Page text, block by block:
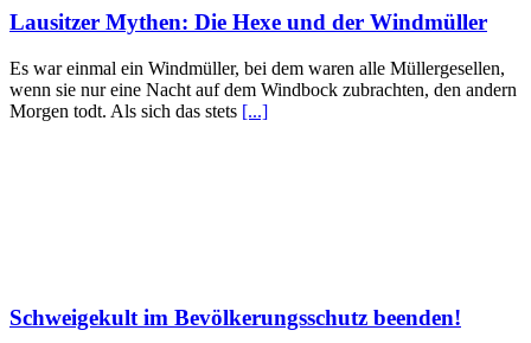
Lausitzer Mythen: Die Hexe und der Windmüller
Es war einmal ein Windmüller, bei dem waren alle Müllergesellen,
wenn sie nur eine Nacht auf dem Windbock zubrachten, den andern
Morgen todt. Als sich das stets [...]
Schweigekult im Bevölkerungsschutz beenden!